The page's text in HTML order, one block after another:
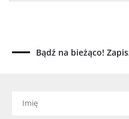
02.08.2026
Jeden walec, trzy tryby
Bądź na bieżąco!